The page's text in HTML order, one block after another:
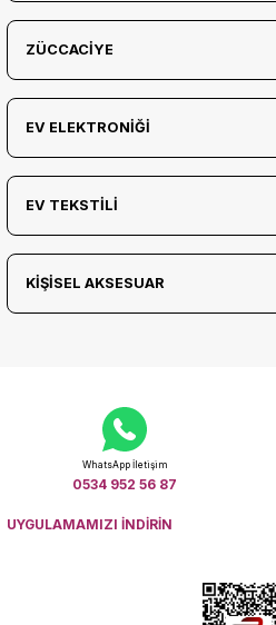
ZÜCCACİYE
EV ELEKTRONİĞİ
EV TEKSTİLİ
KİŞİSEL AKSESUAR
WhatsApp İletişim
0534 952 56 87
UYGULAMAMIZI İNDİRİN